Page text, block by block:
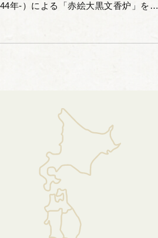
年-）による「赤絵大黒文香炉」をお